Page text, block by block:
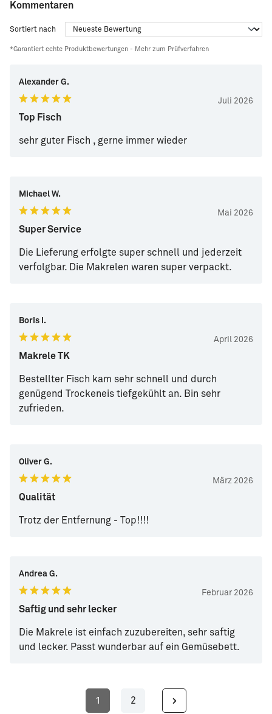
Kommentaren
Sortiert nach
*Garantiert echte Produktbewertungen - Mehr zum Prüfverfahren
Alexander G.
Juli 2026
Top Fisch
sehr guter Fisch , gerne immer wieder
Michael W.
Mai 2026
Super Service
Die Lieferung erfolgte super schnell und jederzeit
verfolgbar. Die Makrelen waren super verpackt.
Boris I.
April 2026
Makrele TK
Bestellter Fisch kam sehr schnell und durch
genügend Trockeneis tiefgekühlt an. Bin sehr
zufrieden.
Oliver G.
März 2026
Qualität
Trotz der Entfernung - Top!!!!
Andrea G.
Februar 2026
Saftig und sehr lecker
Die Makrele ist einfach zuzubereiten, sehr saftig
und lecker. Passt wunderbar auf ein Gemüsebett.
Seite
1
2